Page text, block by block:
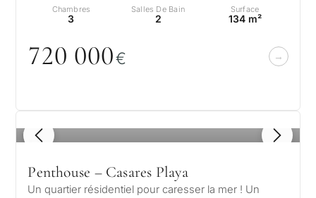
Chambres
3
Salles De Bain
2
Surface
134 m²
720 000€
1 / 8
Penthouse – Casares Playa
Un quartier résidentiel pour caresser la mer ! Un